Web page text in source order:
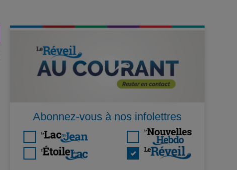
Abonnez-vous à nos infolettres